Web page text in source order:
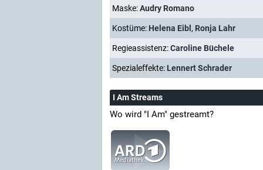
Maske:Audry Romano
Kostüme: Helena Eibl , Ronja Lahr
Regieassistenz:Caroline Büchele
Spezialeffekte: Lennert Schrader
I Am Streams
Wo wird "I Am" gestreamt?